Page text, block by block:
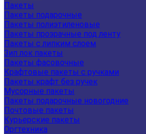
Пакеты
Пакеты подарочные
Пакеты полиэтиленовые
Пакеты прозрачные под ленту
Пакеты с липким слоем
Зип лок пакеты
Пакеты фасовочные
Крафтовые пакеты с ручками
Пакеты крафт без ручек
Мусорные пакеты
Пакеты подарочные новогодние
Почтовые пакеты
Курьерские пакеты
Оргтехника